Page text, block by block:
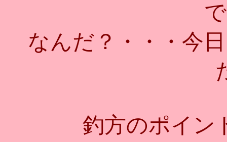
なんだ？・・・今
釣方のポイン